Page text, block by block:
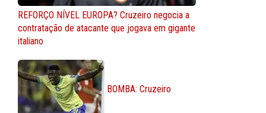
REFORÇO NÍVEL EUROPA? Cruzeiro negocia a
contratação de atacante que jogava em gigante
italiano
BOMBA: Cruzeiro